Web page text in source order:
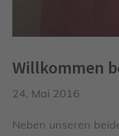
Willkommen
24. Mai 2016
Neben unseren